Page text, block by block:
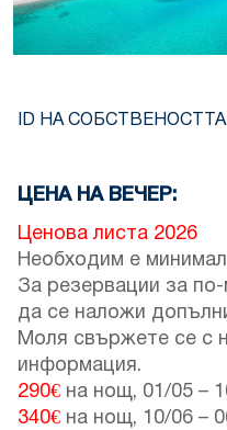
ID НА
ЦЕНА НА ВЕЧЕР:
Ценова листа 2026
Необходим е
За резервации за
да се наложи
Моля свържете се с
информация.
290€ на нощ, 01/05 –
340€ на нощ, 10/06 –